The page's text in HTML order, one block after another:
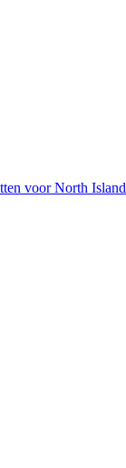
voor North Island